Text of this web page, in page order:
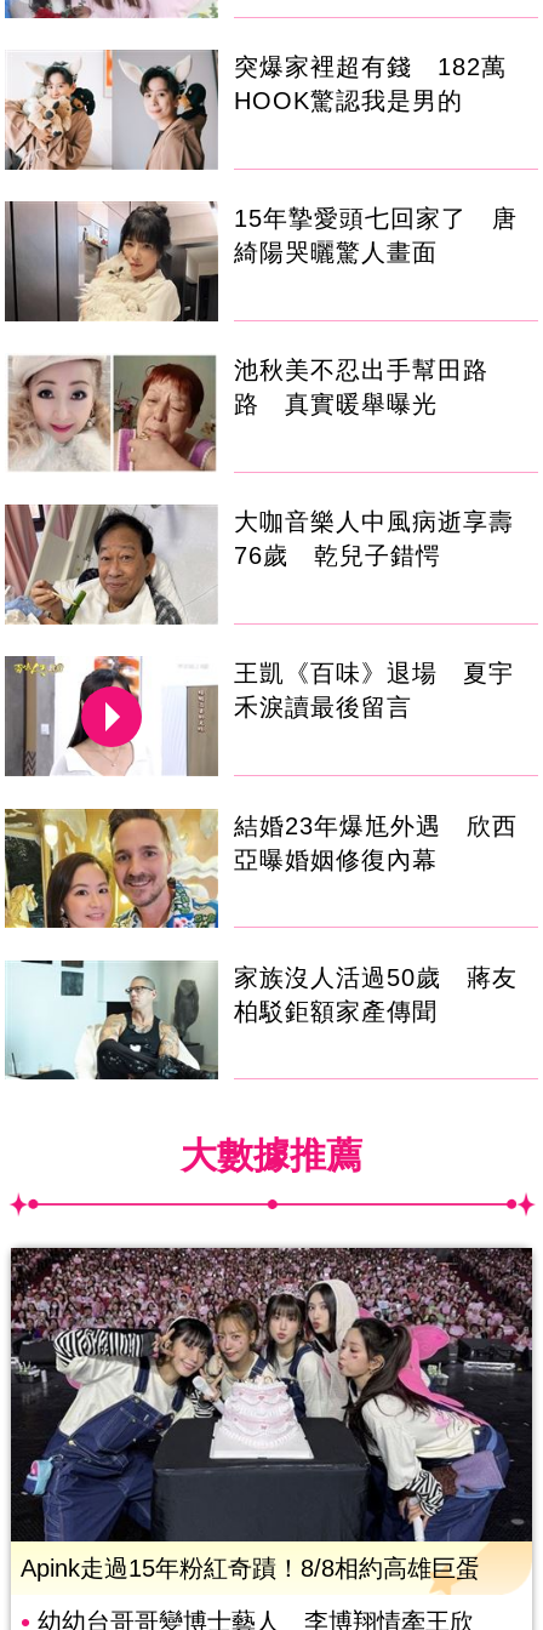
突爆家裡超有錢 182萬
HOOK驚認我是男的
15年摯愛頭七回家了 唐
綺陽哭曬驚人畫面
池秋美不忍出手幫田路
路 真實暖舉曝光
大咖音樂人中風病逝享壽
76歲 乾兒子錯愕
王凱《百味》退場 夏宇
禾淚讀最後留言
結婚23年爆尪外遇 欣西
亞曝婚姻修復內幕
家族沒人活過50歲 蔣友
柏駁鉅額家產傳聞
大數據推薦
Apink走過15年粉紅奇蹟！8/8相約高雄巨蛋
幼幼台哥哥變博士藝人 李博翔情牽王欣